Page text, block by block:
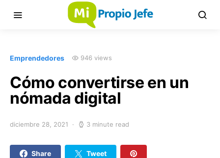
Emprendedores 946 views
Cómo convertirse en un
nómada digital
diciembre 28, 2021 3 minute read
Share Tweet